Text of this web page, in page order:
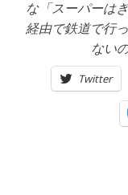
な「スーパーは
経由で鉄道で行
ない
Twitter